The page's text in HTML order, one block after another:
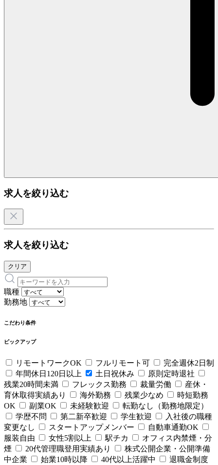
求人を絞り込む
求人を絞り込む
クリア
職種
勤務地
こだわり条件
ピックアップ
リモートワークOK フルリモート可
完全週休2日制
年間休日120日以上
土日祝休み
原則定時退社
残業20時間未満
フレックス勤務 裁量労働
産休・
育休取得実績あり
海外勤務 残業少なめ
時短勤務
OK
副業OK 未経験歓迎
転勤なし（勤務地限定）
学歴不問
第二新卒歓迎 学生歓迎
入社後の職種
変更なし
スタートアップメンバー
自動車通勤OK
服装自由
女性5割以上 駅チカ
オフィス内禁煙・分
煙
20代管理職登用実績あり
株式公開企業・公開準備
中企業
始業10時以降 40代以上活躍中
退職金制度